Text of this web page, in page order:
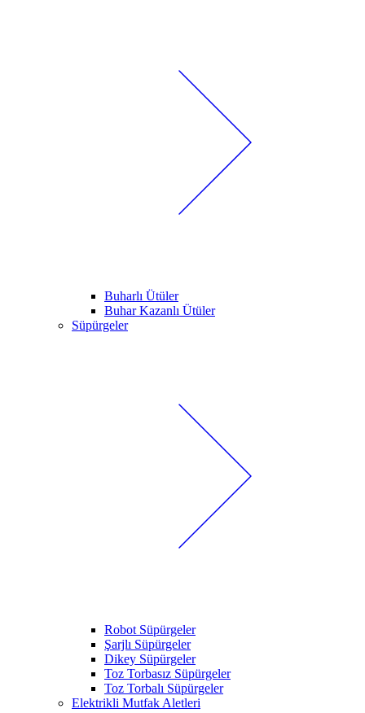
Buharlı Ütüler
Buhar Kazanlı Ütüler
Süpürgeler
Robot Süpürgeler
Şarjlı Süpürgeler
Dikey Süpürgeler
Toz Torbasız Süpürgeler
Toz Torbalı Süpürgeler
Elektrikli Mutfak Aletleri